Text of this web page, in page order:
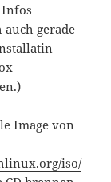
gerade
–
Image von
iso/